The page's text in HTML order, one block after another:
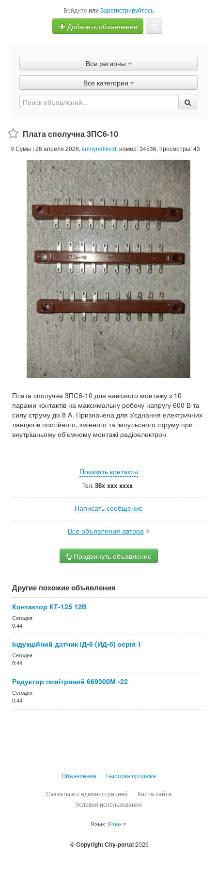
Войдите или Зарегистрируйтесь
Добавить объявление
Объявления
Быстрая продажа
Все регионы
Все категории
Плата сполучна 3ПС6-10
Сумы | 26 апреля 2026, sumynelikvid, номер: 34536, просмотры: 43
Плата сполучна 3ПС6-10 для навісного монтажу з 10
парами контактів на максимальну робочу напругу 600 В та
силу струму до 8 А. Призначена для з'єднання електричних
ланцюгів постійного, змінного та імпульсного струму при
внутрішньому об'ємному монтажі радіоелектрон
Показать контакты
Тел. 38x xxx xxxx
Написать сообщение
Все объявления автора
Продвинуть объявление
Другие похожие объявления
Контактор КТ-125 12В
Сегодня
0:44
Індукційний датчик ІД-6 (ИД-6) серія 1
Сегодня
0:44
Редуктор повітряний 669300М -22
Сегодня
0:44
Объявления Быстрая продажа
Связаться с администрацией
Карта сайта
Условия использования
Язык: Язык
© Copyright City-portal2026